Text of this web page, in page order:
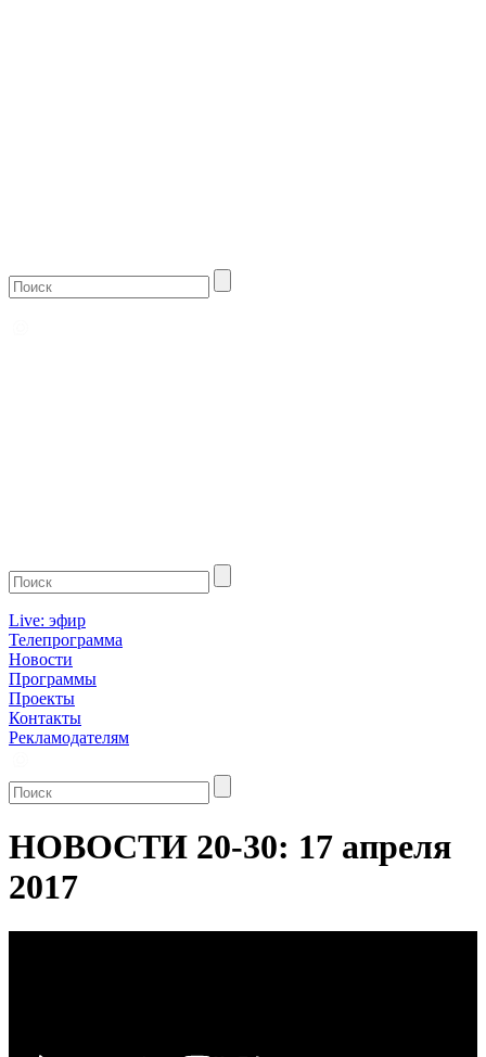
Live: эфир
Телепрограмма
Новости
Программы
Проекты
Контакты
Рекламодателям
НОВОСТИ 20-30: 17 апреля
2017